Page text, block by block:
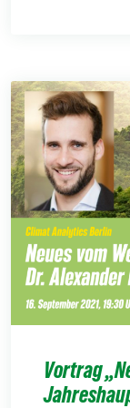
Vortrag